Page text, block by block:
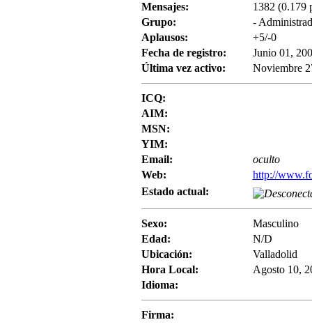
Mensajes:
1382 (0.179
Grupo:
-
Aplausos:
+5/-0
Fecha de registro:
Junio 01,
Última vez activo:
Noviembre
ICQ:
AIM:
MSN:
YIM:
Email:
oculto
Web:
http://
Estado actual:
Sexo:
Masculino
Edad:
N/D
Ubicación:
Valladolid
Hora Local:
Agosto 10,
Idioma:
Firma: